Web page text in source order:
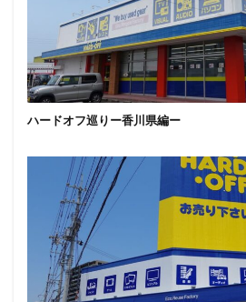
ハードオフ巡りー香川県編ー